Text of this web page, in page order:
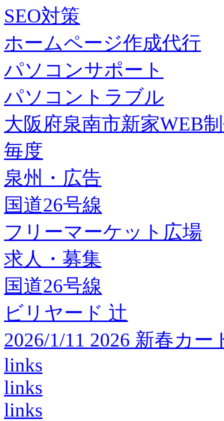
SEO対策
ホームページ作成代行
パソコンサポート
パソコントラブル
大阪府泉南市新家WEB
毎度
泉州・広告
国道26号線
フリーマーケット広場
求人・募集
国道26号線
ビリヤード 辻
2026/1/11 2026 新春カ
links
links
links